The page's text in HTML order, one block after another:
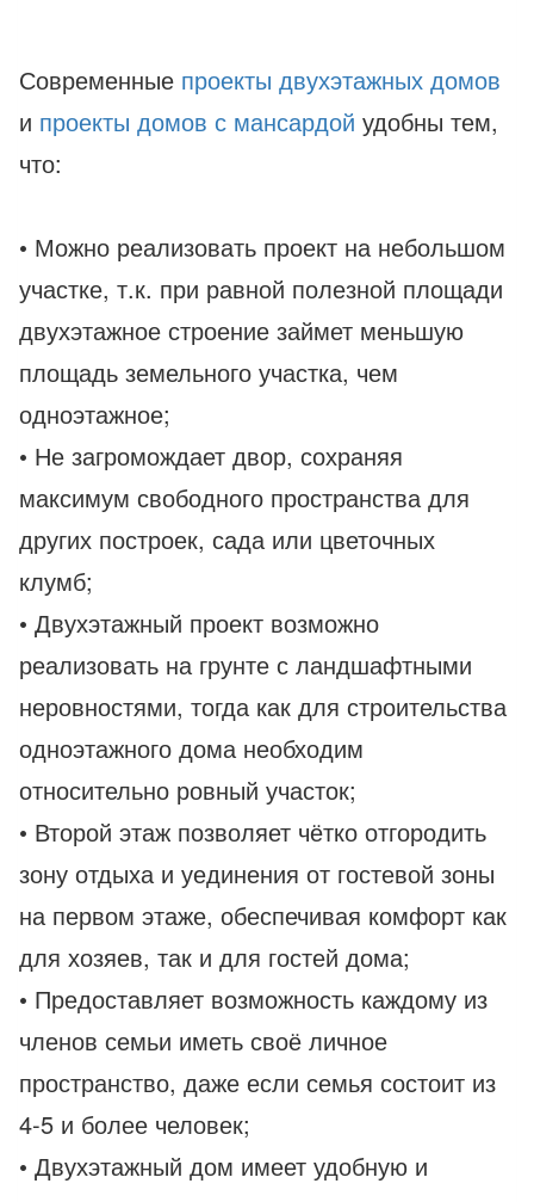
Современные проекты двухэтажных домов
и проекты домов с мансардой удобны тем,
что:
• Можно реализовать проект на небольшом
участке, т.к. при равной полезной площади
двухэтажное строение займет меньшую
площадь земельного участка, чем
одноэтажное;
• Не загромождает двор, сохраняя
максимум свободного пространства для
других построек, сада или цветочных
клумб;
• Двухэтажный проект возможно
реализовать на грунте с ландшафтными
неровностями, тогда как для строительства
одноэтажного дома необходим
относительно ровный участок;
• Второй этаж позволяет чётко отгородить
зону отдыха и уединения от гостевой зоны
на первом этаже, обеспечивая комфорт как
для хозяев, так и для гостей дома;
• Предоставляет возможность каждому из
членов семьи иметь своё личное
пространство, даже если семья состоит из
4-5 и более человек;
• Двухэтажный дом имеет удобную и